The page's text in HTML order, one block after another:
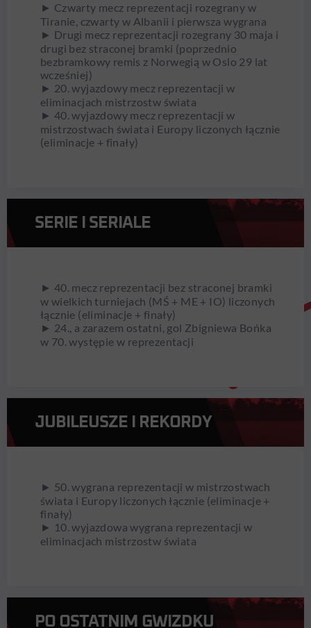
► Czwarty mecz reprezentacji rozegrany w
Tiranie, czwarty w Albanii i pierwsza wygrana
► Drugi mecz reprezentacji rozegrany 30 maja i
drugi bez straconej bramki (poprzednio
bezbramkowy remis z Norwegią w Oslo 29 lat
wcześniej)
► 20. wyjazdowy mecz reprezentacji w
eliminacjach mistrzostw świata
► 40. wyjazdowy mecz reprezentacji w
mistrzostwach świata i Europy liczonych łącznie
(eliminacje + finały)
SERIE I SERIALE
► 40. mecz reprezentacji bez straconej bramki
w wielkich turniejach (MŚ + ME + IO) liczonych
łącznie (eliminacje + finały)
► 24., a zarazem ostatni, gol Zbigniewa Bońka
w 70. występie w reprezentacji
JUBILEUSZE I REKORDY
► 50. wygrana reprezentacji w mistrzostwach
świata i Europy liczonych łącznie (eliminacje +
finały)
► 10. wyjazdowa wygrana reprezentacji w
eliminacjach mistrzostw świata
PO OSTATNIM GWIZDKU